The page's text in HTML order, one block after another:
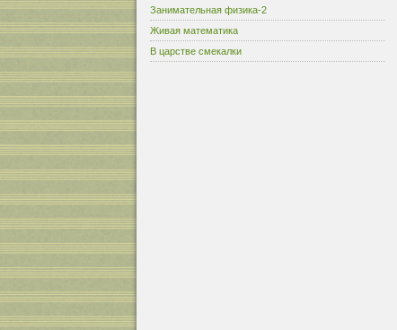
Занимательная физика-2
Живая математика
В царстве смекалки